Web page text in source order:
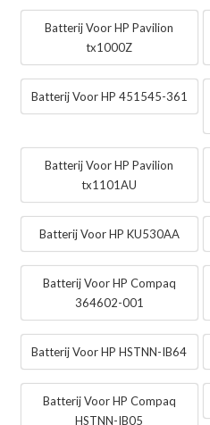
Batterij Voor HP Pavilion
tx1000Z
Batterij Voor HP 451545-361
Batterij Voor HP Pavilion
tx1101AU
Batterij Voor HP KU530AA
Batterij Voor HP Compaq
364602-001
Batterij Voor HP HSTNN-IB64
Batterij Voor HP Compaq
HSTNN-IB05